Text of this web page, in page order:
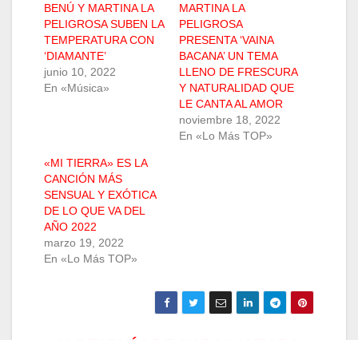
BENÚ Y MARTINA LA
PELIGROSA SUBEN LA
TEMPERATURA CON
‘DIAMANTE’
junio 10, 2022
En «Música»
MARTINA LA
PELIGROSA
PRESENTA ‘VAINA
BACANA’ UN TEMA
LLENO DE FRESCURA
Y NATURALIDAD QUE
LE CANTA AL AMOR
noviembre 18, 2022
En «Lo Más TOP»
«MI TIERRA» ES LA
CANCIÓN MÁS
SENSUAL Y EXÓTICA
DE LO QUE VA DEL
AÑO 2022
marzo 19, 2022
En «Lo Más TOP»